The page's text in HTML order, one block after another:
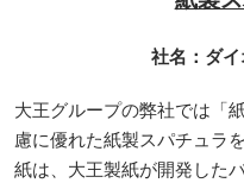
社名：ダイ
大王グループの弊社では「
慮に優れた紙製スパチュラ
紙は、大王製紙が開発した